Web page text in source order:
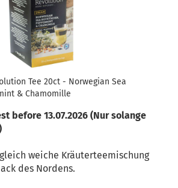
Tee 20ct - Norwegian Sea
& Chamomille
before 13.07.2026 (Nur solange
weiche Kräuterteemischung
des Nordens.